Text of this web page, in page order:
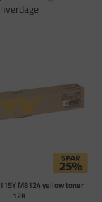
hverdage
M8124 yellow toner
12K